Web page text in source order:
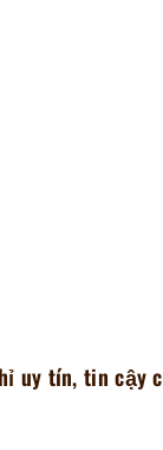
uy tín, tin cậy